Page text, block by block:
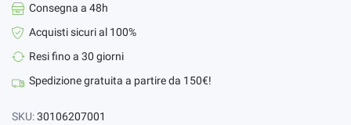
Consegna a 48h
Acquisti sicuri al 100%
Resi fino a 30 giorni
Spedizione gratuita a partire da 150€!
SKU:30106207001